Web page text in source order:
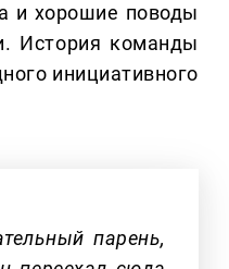
и хорошие поводы
История команды
инициативного
парень,